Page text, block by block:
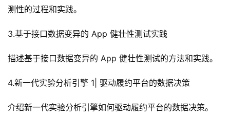
A
实
群
测性的过程和实践。
3.基于接口数据变异的 App 健壮性测试实践
描述基于接口数据变异的 App 健壮性测试的方法和实践。
4.新一代实验分析引擎 1| 驱动履约平台的数据决策
介绍新一代实验分析引擎如何驱动履约平台的数据决策。